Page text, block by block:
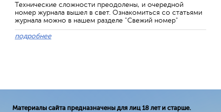
Технические сложности преодолены, и очередной
номер журнала вышел в свет. Ознакомиться со статьями
журнала можно в нашем разделе "Свежий номер"
подробнее
Материалы сайта предназначены для лиц 18 лет и старше.